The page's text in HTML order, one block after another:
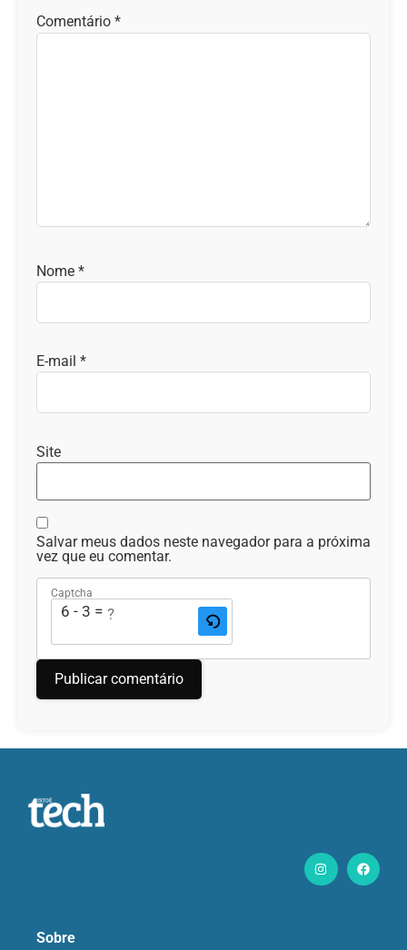
Comentário *
Nome *
E-mail *
Site
Salvar meus dados neste navegador para a próxima
vez que eu comentar.
Captcha
6 - 3 = ?
Sobre